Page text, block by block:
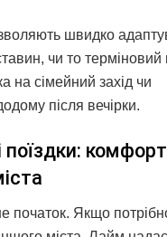
швидко
чи то терміновий
на сімейний захід чи
після вечірки.
поїздки:
початок. Якщо